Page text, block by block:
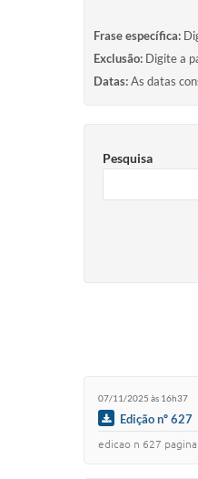
Frase específica:
Exclusão: Digite a
Datas:As datas
Pesquisa
07/11/2025 às 16h37
Edição nº 627
edicao n 627 pagina